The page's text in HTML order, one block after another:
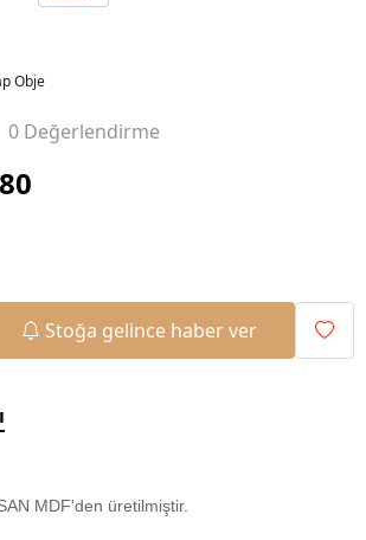
Obje
0 Değerlendirme
Stoğa gelince haber ver
MDF'den üretilmiştir.